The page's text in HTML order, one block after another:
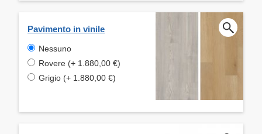
Pavimento in vinile
Nessuno
Rovere (+ 1.880,00 €)
Grigio (+ 1.880,00 €)